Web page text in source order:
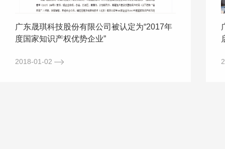
广东晟琪科技股份有限公司被认定为“2017年
度国家知识产权优势企业”
2018-01-02